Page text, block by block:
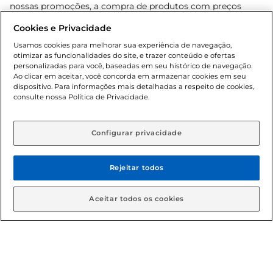
nossas promoções, a compra de produtos com preços
cliente. Os preços, ofertas e condições são exclusivos para
o e-commerce e válidos durante o dia de hoje, podendo
sofrer alterações sem prévia notificação. Proibida a venda
de bebidas alcoólicas para menores de 18 anos, conforme
Lei n.º 8069/90, art. 81, inciso II (Estatuto da Criança e do
Adolescente). Preços e condições exclusivos para o
aviso prévio. O valor mínimo para as compras on-line é de
© 2026 Copyright. Todos os direitos
reservados Gbarbosa.
Cookies e Privacidade
Usamos cookies para melhorar sua experiência de navegação,
otimizar as funcionalidades do site, e trazer conteúdo e ofertas
personalizadas para você, baseadas em seu histórico de navegação.
Ao clicar em aceitar, você concorda em armazenar cookies em seu
dispositivo. Para informações mais detalhadas a respeito de cookies,
consulte nossa Política de Privacidade.
Configurar privacidade
Rejeitar todos
Aceitar todos os cookies